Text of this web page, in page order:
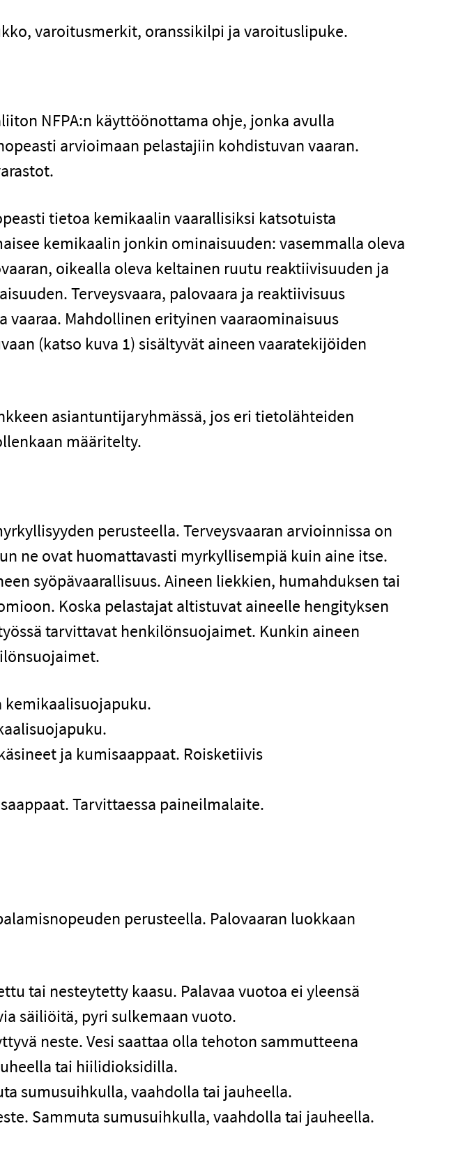
varoitusmerkit, oranssikilpi ja varoituslipuke.
NFPA:n käyttöönottama ohje, jonka avulla
arvioimaan pelastajiin kohdistuvan vaaran.
tietoa kemikaalin vaarallisiksi katsotuista
kemikaalin jonkin ominaisuuden: vasemmalla oleva
oikealla oleva keltainen ruutu reaktiivisuuden ja
Terveysvaara, palovaara ja reaktiivisuus
Mahdollinen erityinen vaaraominaisuus
(katso kuva 1) sisältyvät aineen vaaratekijöiden
asiantuntijaryhmässä, jos eri tietolähteiden
määritelty.
perusteella. Terveysvaaran arvioinnissa on
ne ovat huomattavasti myrkyllisempiä kuin aine itse.
syöpävaarallisuus. Aineen liekkien, humahduksen tai
Koska pelastajat altistuvat aineelle hengityksen
tarvittavat henkilönsuojaimet. Kunkin aineen
kemikaalisuojapuku.
ja kumisaappaat. Roisketiivis
Tarvittaessa paineilmalaite.
perusteella. Palovaaran luokkaan
tai nesteytetty kaasu. Palavaa vuotoa ei yleensä
säiliöitä, pyri sulkemaan vuoto.
neste. Vesi saattaa olla tehoton sammutteena
tai hiilidioksidilla.
sumusuihkulla, vaahdolla tai jauheella.
Sammuta sumusuihkulla, vaahdolla tai jauheella.